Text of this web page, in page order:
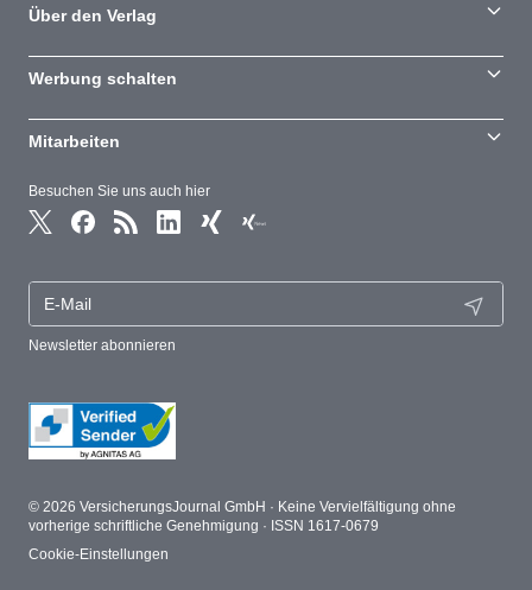
Besuchen Sie uns auch hier
Newsletter abonnieren
Über den Verlag
Werbung schalten
Mitarbeiten
© 2026 VersicherungsJournal GmbH · Keine Vervielfältigung ohne
vorherige schriftliche Genehmigung · ISSN 1617-0679
Cookie-Einstellungen